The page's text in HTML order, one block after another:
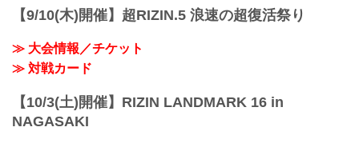
宮線・高崎線）「さいたま新都心」駅か
ら徒歩3分
【9/10(木)開催】超RIZIN.5 浪速の超復活祭り
≫ 大会情報／チケット
≫ 対戦カード
【10/3(土)開催】RIZIN LANDMARK 16 in
NAGASAKI